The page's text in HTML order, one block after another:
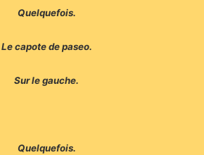
Quelquefois.
Le capote de paseo.
Sur le gauche.
Quelquefois.